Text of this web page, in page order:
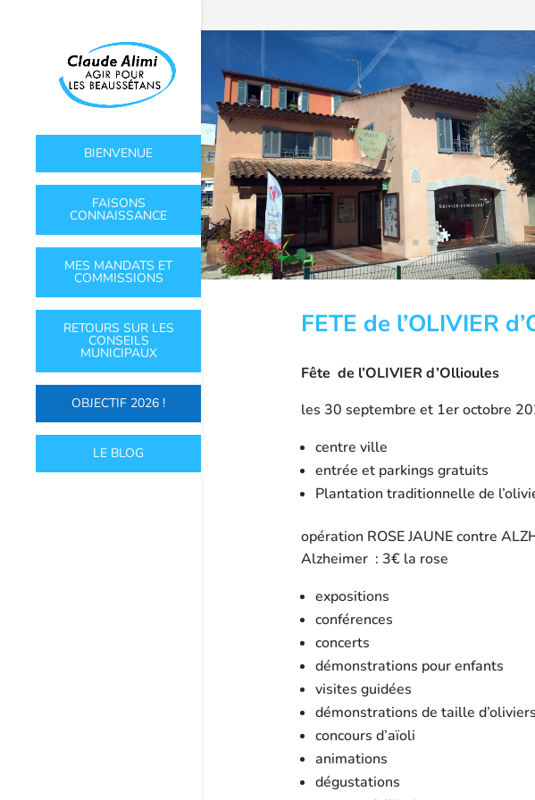
BIENVENUE
FAISONS
CONNAISSANCE
MES MANDATS ET
COMMISSIONS
RETOURS SUR LES
CONSEILS
MUNICIPAUX
OBJECTIF 2026 !
LE BLOG
FETE de l’OLIVIER
Fête de l’OLIVIER d’Ollioules
les 30 septembre et 1er octobre
centre ville
entrée et parkings gratuits
Plantation traditionnelle de
opération ROSE JAUNE contre
Alzheimer : 3€ la rose
expositions
conférences
concerts
démonstrations pour enfants
visites guidées
démonstrations de taille d’oliviers
concours d’aïoli
animations
dégustations